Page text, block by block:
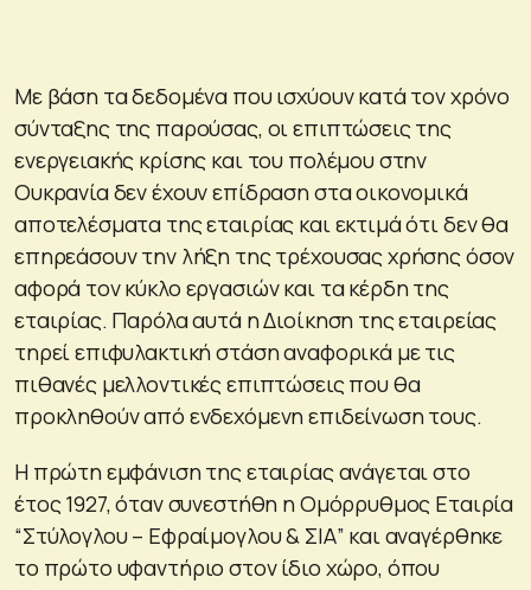
Με βάση τα δεδομένα που ισχύουν κατά τον χρόνο
σύνταξης της παρούσας, οι επιπτώσεις της
ενεργειακής κρίσης και του πολέμου στην
Ουκρανία δεν έχουν επίδραση στα οικονομικά
αποτελέσματα της εταιρίας και εκτιμά ότι δεν θα
επηρεάσουν την λήξη της τρέχουσας χρήσης όσον
αφορά τον κύκλο εργασιών και τα κέρδη της
εταιρίας. Παρόλα αυτά η Διοίκηση της εταιρείας
τηρεί επιφυλακτική στάση αναφορικά με τις
πιθανές μελλοντικές επιπτώσεις που θα
προκληθούν από ενδεχόμενη επιδείνωση τους.
Η πρώτη εμφάνιση της εταιρίας ανάγεται στο
έτος 1927, όταν συνεστήθη η Ομόρρυθμος Εταιρία
“Στύλογλου – Εφραίμογλου & ΣΙΑ” και αναγέρθηκε
το πρώτο υφαντήριο στον ίδιο χώρο, όπου